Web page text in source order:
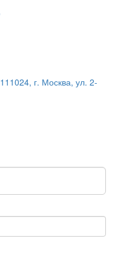
111024, г. Москва, ул. 2-